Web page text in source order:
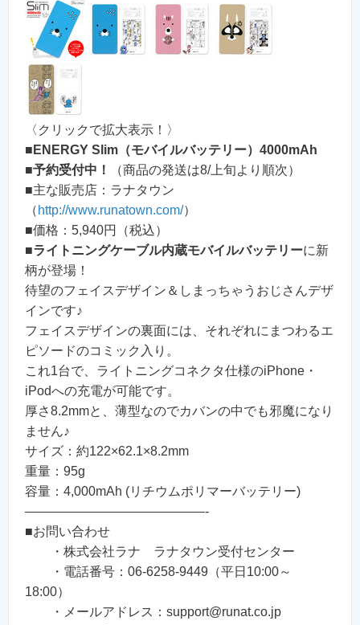
〈クリックで拡大表示！〉
■ ENERGY Slim（モバイルバッテリー）4000mAh
■予約受付中！
（商品の発送は8/上旬より順次）
■主な販売店：ラナタウン
（ http://www.runatown.com/）
■価格：5,940円（税込）
■ライトニングケーブル内蔵モバイルバッテリーに新
柄が登場！
待望のフェイスデザイン＆しまっちゃうおじさんデザ
インです♪
フェイスデザインの裏面には、それぞれにまつわるエ
ピソードのコミック入り。
これ1台で、ライトニングコネクタ仕様のiPhone・
iPodへの充電が可能です。
厚さ8.2mmと、薄型なのでカバンの中でも邪魔になり
ません♪
サイズ：約122×62.1×8.2mm
重量：95g
容量：4,000mAh (リチウムポリマーバッテリー)
——————————————-
■お問い合わせ
・株式会社ラナ ラナタウン受付センター
・電話番号：06-6258-9449（平日10:00～
18:00）
・メールアドレス：support@runat.co.jp